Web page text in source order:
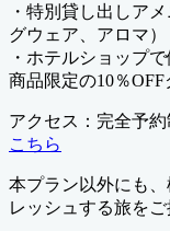
・特別貸し出しア
グウェア、アロマ）
・ホテルショップ
商品限定の10％OFF
アクセス：完全予
こちら
本プラン以外にも
レッシュする旅をご